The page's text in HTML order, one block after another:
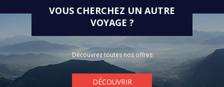
PENSION
VOUS CHERCHEZ UN AUTRE
VOYAGE ?
Découvrez toutes nos offres
DÉCOUVRIR